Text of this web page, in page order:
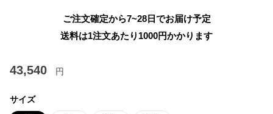
ご注文確定から7~28日でお届け予定
送料は1注文あたり 1000円かかります
43,540 円
サイズ